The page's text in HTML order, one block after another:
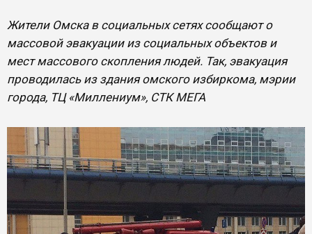
Жители Омска в социальных сетях сообщают о
массовой эвакуации из социальных объектов и
мест массового скопления людей. Так, эвакуация
проводилась из здания омского избиркома, мэрии
города, ТЦ «Миллениум», СТК МЕГА